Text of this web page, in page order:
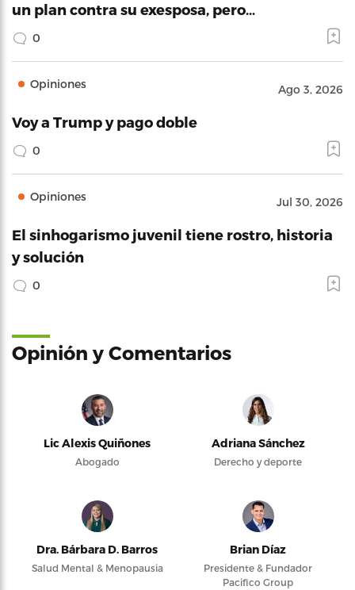
un plan contra su exesposa, pero…
0
Opiniones Ago 3, 2026
Voy a Trump y pago doble
0
Opiniones Jul 30, 2026
El sinhogarismo juvenil tiene rostro, historia
y solución
0
Opinión y Comentarios
Lic Alexis Quiñones
Abogado
Adriana Sánchez
Derecho y deporte
Dra. Bárbara D. Barros
Salud Mental & Menopausia
Brian Díaz
Presidente & Fundador
Pacifico Group